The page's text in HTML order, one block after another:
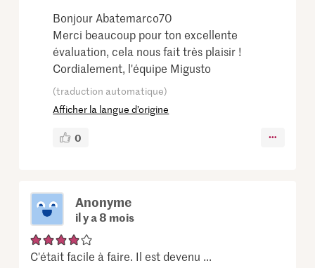
Bonjour Abatemarco70
Merci beaucoup pour ton excellente
évaluation, cela nous fait très plaisir !
Cordialement, l'équipe Migusto
(traduction automatique)
Afficher la langue d’origine
0
Anonyme
il y a 8 mois
C'était facile à faire. Il est devenu ...